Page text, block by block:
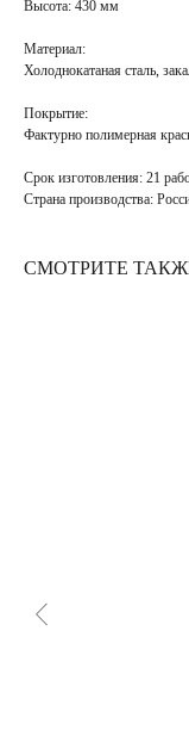
Высота: 430 мм
Материал:
Холоднокатаная сталь,
Покрытие:
Фактурно полимерная
Срок изготовления: 21
Страна производства:
СМОТРИТЕ